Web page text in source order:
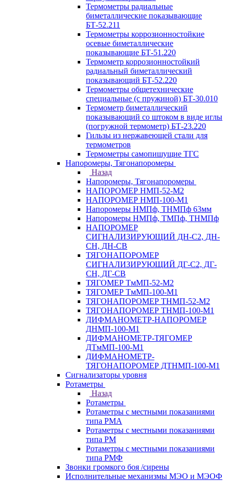
Термометры радиальные
биметаллические показывающие
БТ-52.211
Термометры коррозионностойкие
осевые биметаллические
показывающие БТ-51.220
Термометр коррозионностойкий
радиальный биметаллический
показывающий БТ-52.220
Термометры общетехнические
специальные (с пружиной) БТ-30.010
Термометр биметаллический
показывающий со штоком в виде иглы
(погружной термометр) БТ-23.220
Гильзы из нержавеющей стали для
термометров
Термометры самопишущие ТГС
Напоромеры, Тягонапоромеры
Назад
Напоромеры, Тягонапоромеры
НАПОРОМЕР НМП-52-М2
НАПОРОМЕР НМП-100-М1
Напоромеры НМПф, ТНМПф 63мм
Напоромеры НМПф, ТМПф, ТНМПф
НАПОРОМЕР
СИГНАЛИЗИРУЮЩИЙ ДН-С2, ДН-
СН, ДН-СВ
ТЯГОНАПОРОМЕР
СИГНАЛИЗИРУЮЩИЙ ДГ-С2, ДГ-
СН, ДГ-СВ
ТЯГОМЕР ТмМП-52-М2
ТЯГОМЕР ТмМП-100-М1
ТЯГОНАПОРОМЕР ТНМП-52-М2
ТЯГОНАПОРОМЕР ТНМП-100-М1
ДИФМАНОМЕТР-НАПОРОМЕР
ДНМП-100-М1
ДИФМАНОМЕТР-ТЯГОМЕР
ДТмМП-100-М1
ДИФМАНОМЕТР-
ТЯГОНАПОРОМЕР ДТНМП-100-М1
Сигнализаторы уровня
Ротаметры
Назад
Ротаметры
Ротаметры с местными показаниями
типа РМА
Ротаметры с местными показаниями
типа РМ
Ротаметры с местными показаниями
типа РМФ
Звонки громкого боя /сирены
Исполнительные механизмы МЭО и МЭОФ